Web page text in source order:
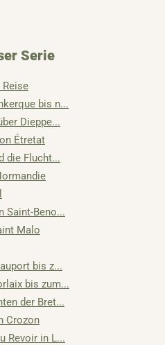
Serie
Reise
bis n...
Dieppe...
Étretat
die Flucht...
Saint-Beno...
Malo
bis z...
bis zum...
der Bret...
Crozon
Revoir in L...